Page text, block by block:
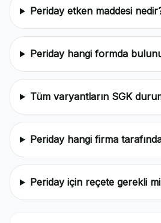
Periday etken maddesi
Periday hangi formda
Tüm varyantların SGK
Periday hangi firma
Periday için reçete gerekli